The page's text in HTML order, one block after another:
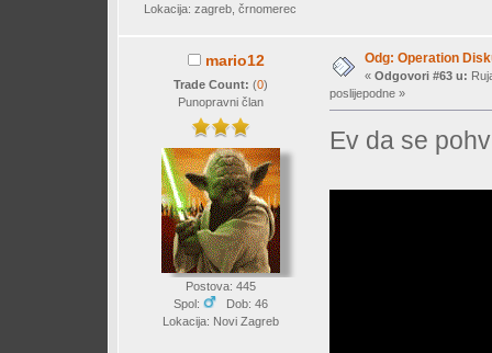
Lokacija: zagreb, črnomerec
mario12
Trade Count: (0)
Punopravni član
Postova: 445
Spol:
Dob: 46
Lokacija: Novi Zagreb
Odg: Operation
« Odgovori #63 u:
poslijepodne »
Ev da se